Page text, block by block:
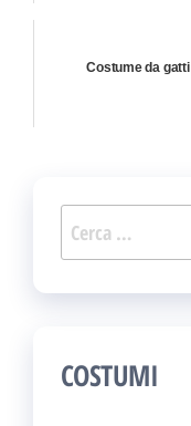
Costume da gatti
Ricerca
per:
COSTUMI